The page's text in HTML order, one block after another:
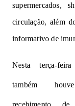
supermercados,
circulação, além
informativo de
Nesta terça-
também
recebimento